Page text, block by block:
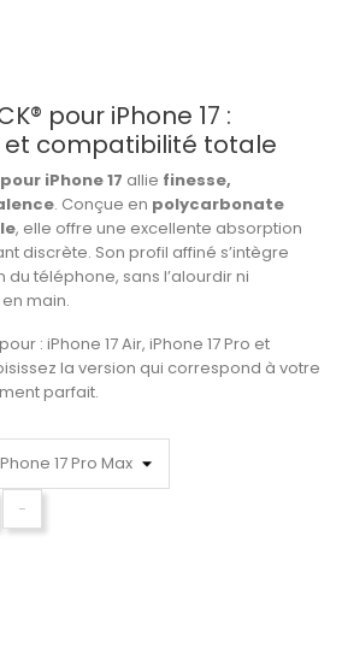
pour iPhone 17 :
compatibilité totale
iPhone 17 allie finesse,
. Conçue en polycarbonate
, elle offre une excellente absorption
discrète. Son profil affiné s’intègre
téléphone, sans l’alourdir ni
main.
: iPhone 17 Air, iPhone 17 Pro et
la version qui correspond à votre
parfait.
−